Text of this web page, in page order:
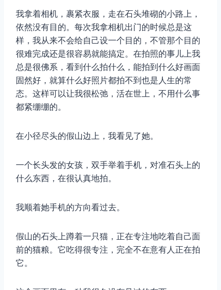
我拿着相机，裹紧衣服，走在石头堆砌的小路上，
依然没有目的。每次我拿相机出门的时候总是这
样，我从来不会给自己设一个目的，不管那个目的
很难完成还是很容易就能搞定。在拍照的事儿上我
总是很佛系，看到什么拍什么，能拍到什么好画面
固然好，就算什么好照片都拍不到也是人生的常
态。这样可以让我很松弛，活在世上，不用什么事
都紧绷绷的。
在小径尽头的假山边上，我看见了她。
一个长头发的女孩，双手举着手机，对准石头上的
什么东西，在很认真地拍。
我顺着她手机的方向看过去。
假山的石头上蹲着一只猫，正在专注地吃着自己面
前的猫粮。它吃得很专注，完全不在意有人正在拍
它。